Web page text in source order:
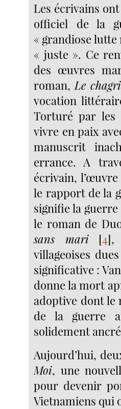
Les écrivains
officiel de la
« grandiose lutte
« juste ». Ce
des œuvres
roman, Le
vocation
Torturé par les
vivre en paix
manuscrit
errance. A
écrivain,
le rapport de la
signifie la guerre
le roman de
sans mari[4],
villageoises
significative :
donne la mort
adoptive dont
de la guerre
solidement
Aujourd’hui,
Moi, une
pour devenir
Vietnamiens qui